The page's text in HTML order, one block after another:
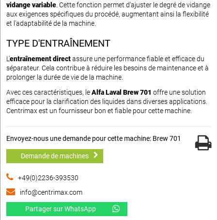
vidange variable . Cette fonction permet d'ajuster le degré de vidange
aux exigences spécifiques du procédé, augmentant ainsi la flexibilité
et l'adaptabilité de la machine.
TYPE D'ENTRAÎNEMENT
L'entraînement directassure une performance fiable et efficace du
séparateur. Cela contribue à réduire les besoins de maintenance et à
prolonger la durée de vie de la machine.
Avec ces caractéristiques, leAlfa Laval Brew 701 offre une solution
efficace pour la clarification des liquides dans diverses applications.
Centrimax est un fournisseur bon et fiable pour cette machine.
Envoyez-nous une demande pour cette machine: Brew 701
Demande de machines
+49(0)2236-393530
info@centrimax.com
Partager sur WhatsApp